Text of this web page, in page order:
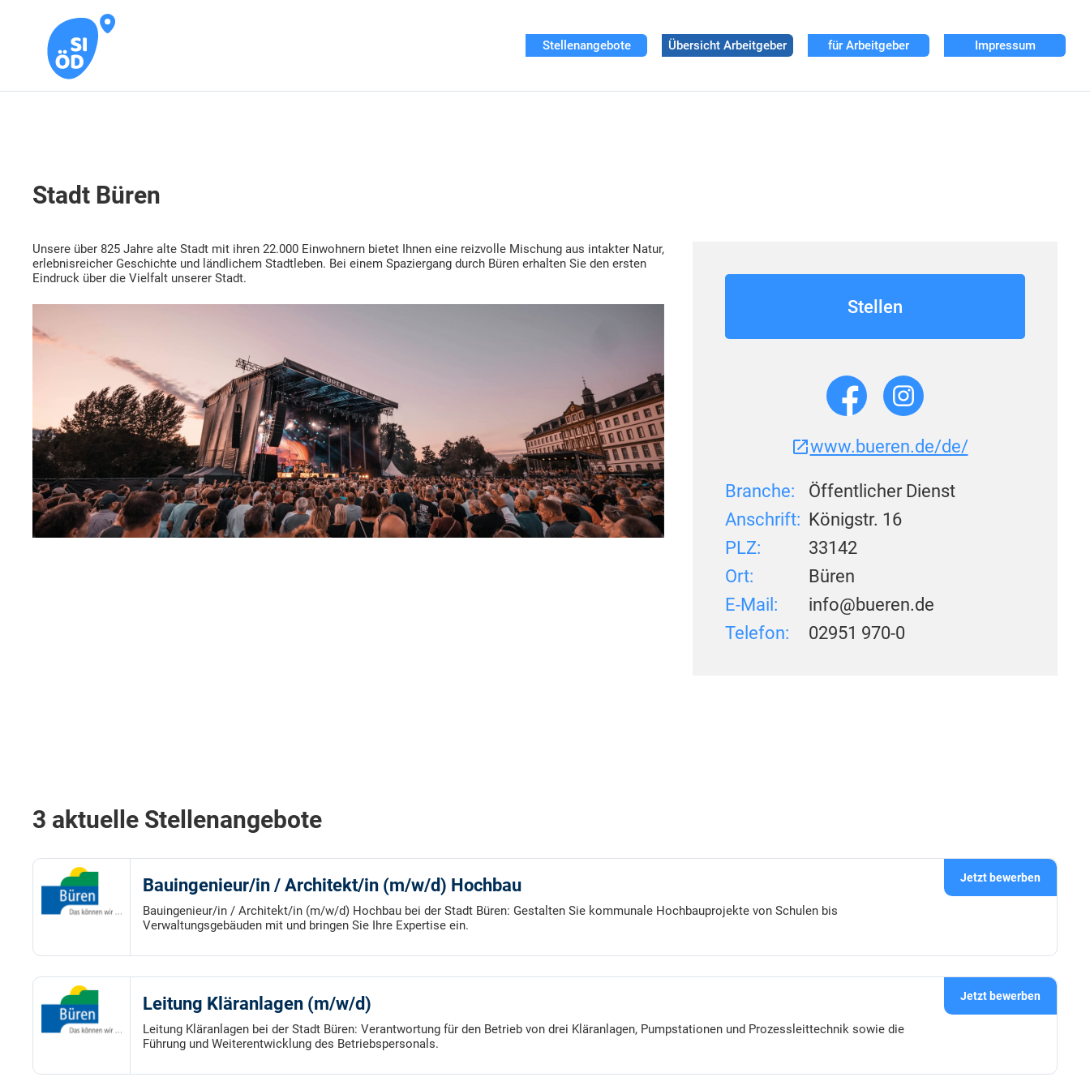
Stellenangebote Übersicht Arbeitgeber für Arbeitgeber Impressum
Stadt Büren
Unsere über 825 Jahre alte Stadt mit ihren 22.000 Einwohnern bietet Ihnen eine reizvolle Mischung aus intakter Natur,
erlebnisreicher Geschichte und ländlichem Stadtleben. Bei einem Spaziergang durch Büren erhalten Sie den ersten
Eindruck über die Vielfalt unserer Stadt.
Stellen
www.bueren.de/de/
Branche:
Öffentlicher Dienst
Anschrift: Königstr. 16
PLZ:
33142
Ort:
Büren
E-Mail:
info@bueren.de
Telefon:
02951 970-0
3 aktuelle Stellenangebote
Bauingenieur/in / Architekt/in (m/w/d) Hochbau
Bauingenieur/in / Architekt/in (m/w/d) Hochbau bei der Stadt Büren: Gestalten Sie kommunale Hochbauprojekte von Schulen bis
Verwaltungsgebäuden mit und bringen Sie Ihre Expertise ein.
Jetzt bewerben
Leitung Kläranlagen (m/w/d)
Leitung Kläranlagen bei der Stadt Büren: Verantwortung für den Betrieb von drei Kläranlagen, Pumpstationen und Prozessleittechnik sowie die
Führung und Weiterentwicklung des Betriebspersonals.
Jetzt bewerben